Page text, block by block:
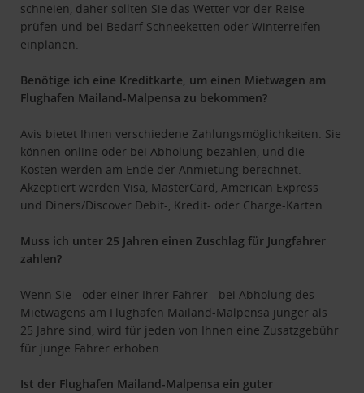
schneien, daher sollten Sie das Wetter vor der Reise
prüfen und bei Bedarf Schneeketten oder Winterreifen
einplanen.
Benötige ich eine Kreditkarte, um einen Mietwagen am
Flughafen Mailand-Malpensa zu bekommen?
Avis bietet Ihnen verschiedene Zahlungsmöglichkeiten. Sie
können online oder bei Abholung bezahlen, und die
Kosten werden am Ende der Anmietung berechnet.
Akzeptiert werden Visa, MasterCard, American Express
und Diners/Discover Debit-, Kredit- oder Charge-Karten.
Muss ich unter 25 Jahren einen Zuschlag für Jungfahrer
zahlen?
Wenn Sie - oder einer Ihrer Fahrer - bei Abholung des
Mietwagens am Flughafen Mailand-Malpensa jünger als
25 Jahre sind, wird für jeden von Ihnen eine Zusatzgebühr
für junge Fahrer erhoben.
Ist der Flughafen Mailand-Malpensa ein guter